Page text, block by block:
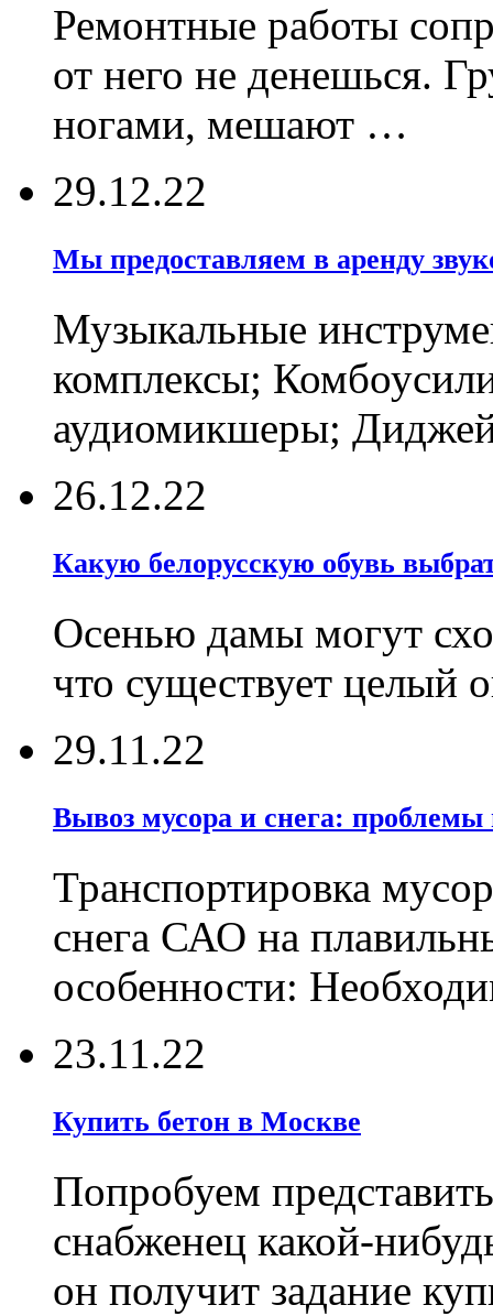
Ремонтные работы
от него не денешься.
ногами, мешают …
29.12.22
Мы предоставляем в аренду
Музыкальные
комплексы;
аудиомикшеры;
26.12.22
Какую белорусскую обувь
Осенью дамы могут
что существует целый
29.11.22
Вывоз мусора и снега:
Транспортировка
снега САО на
особенности:
23.11.22
Купить бетон в Москве
Попробуем
снабженец какой-
он получит задание